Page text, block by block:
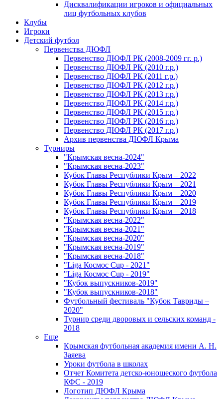
Дисквалификации игроков и официальных
лиц футбольных клубов
Клубы
Игроки
Детский футбол
Первенства ДЮФЛ
Первенство ДЮФЛ РК (2008-2009 гг. р.)
Первенство ДЮФЛ РК (2010 г.р.)
Первенство ДЮФЛ РК (2011 г.р.)
Первенство ДЮФЛ РК (2012 г.р.)
Первенство ДЮФЛ РК (2013 г.р.)
Первенство ДЮФЛ РК (2014 г.р.)
Первенство ДЮФЛ РК (2015 г.р.)
Первенство ДЮФЛ РК (2016 г.р.)
Первенство ДЮФЛ РК (2017 г.р.)
Архив первенства ДЮФЛ Крыма
Турниры
"Крымская весна-2024"
"Крымская весна-2023"
Кубок Главы Республики Крым – 2022
Кубок Главы Республики Крым – 2021
Кубок Главы Республики Крым – 2020
Кубок Главы Республики Крым – 2019
Кубок Главы Республики Крым – 2018
"Крымская весна-2022"
"Крымская весна-2021"
"Крымская весна-2020"
"Крымская весна-2019"
"Крымская весна-2018"
"Liga Космос Cup - 2021"
"Liga Космос Cup - 2019"
"Кубок выпускников-2019"
"Кубок выпускников-2018"
Футбольный фестиваль "Кубок Тавриды –
2020"
Турнир среди дворовых и сельских команд -
2018
Еще
Крымская футбольная академия имени А. Н.
Заяева
Уроки футбола в школах
Отчет Комитета детско-юношеского футбола
КФС - 2019
Логотип ДЮФЛ Крыма